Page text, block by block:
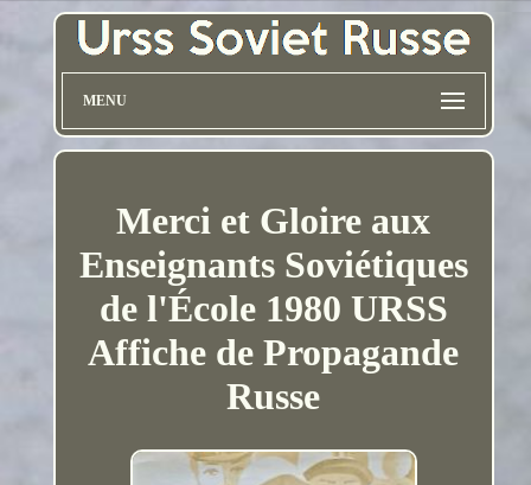
MENU
Merci et Gloire aux
Enseignants Soviétiques
de l'École 1980 URSS
Affiche de Propagande
Russe